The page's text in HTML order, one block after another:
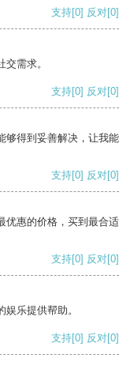
支持[0] 反对[0]
需求。
支持[0] 反对[0]
够得到妥善解决，让我能
支持[0] 反对[0]
优惠的价格，买到最合适
支持[0] 反对[0]
乐提供帮助。
支持[0] 反对[0]